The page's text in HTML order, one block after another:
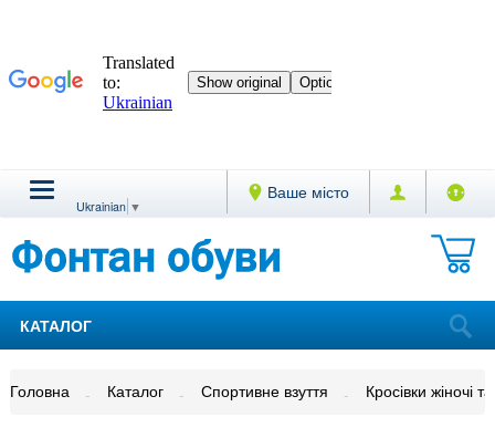
Ваше місто
Ukrainian ▼
КАТАЛОГ
Головна Каталог Спортивне взуття Кросівки жіночі та